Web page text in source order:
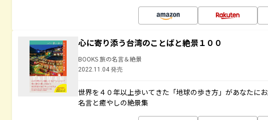
心に寄り添う台湾のことばと絶景１００
BOOKS 旅の名言＆絶景
2022.11.04 発売
世界を４０年以上歩いてきた「地球の歩き方」があなたに
名言と癒やしの絶景集